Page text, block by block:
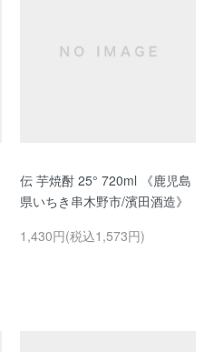
伝 芋焼酎 25° 720ml 《鹿児島
県いちき串木野市/濱田酒造》
1,430円(税込1,573円)